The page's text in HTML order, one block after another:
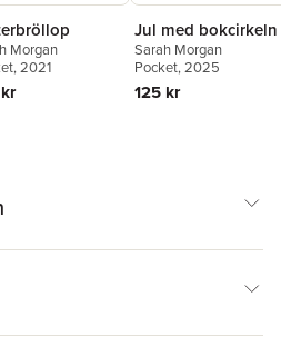
Morgan
, 2021
Jul med bokcirkeln
Sarah Morgan
Pocket, 2025
125 kr